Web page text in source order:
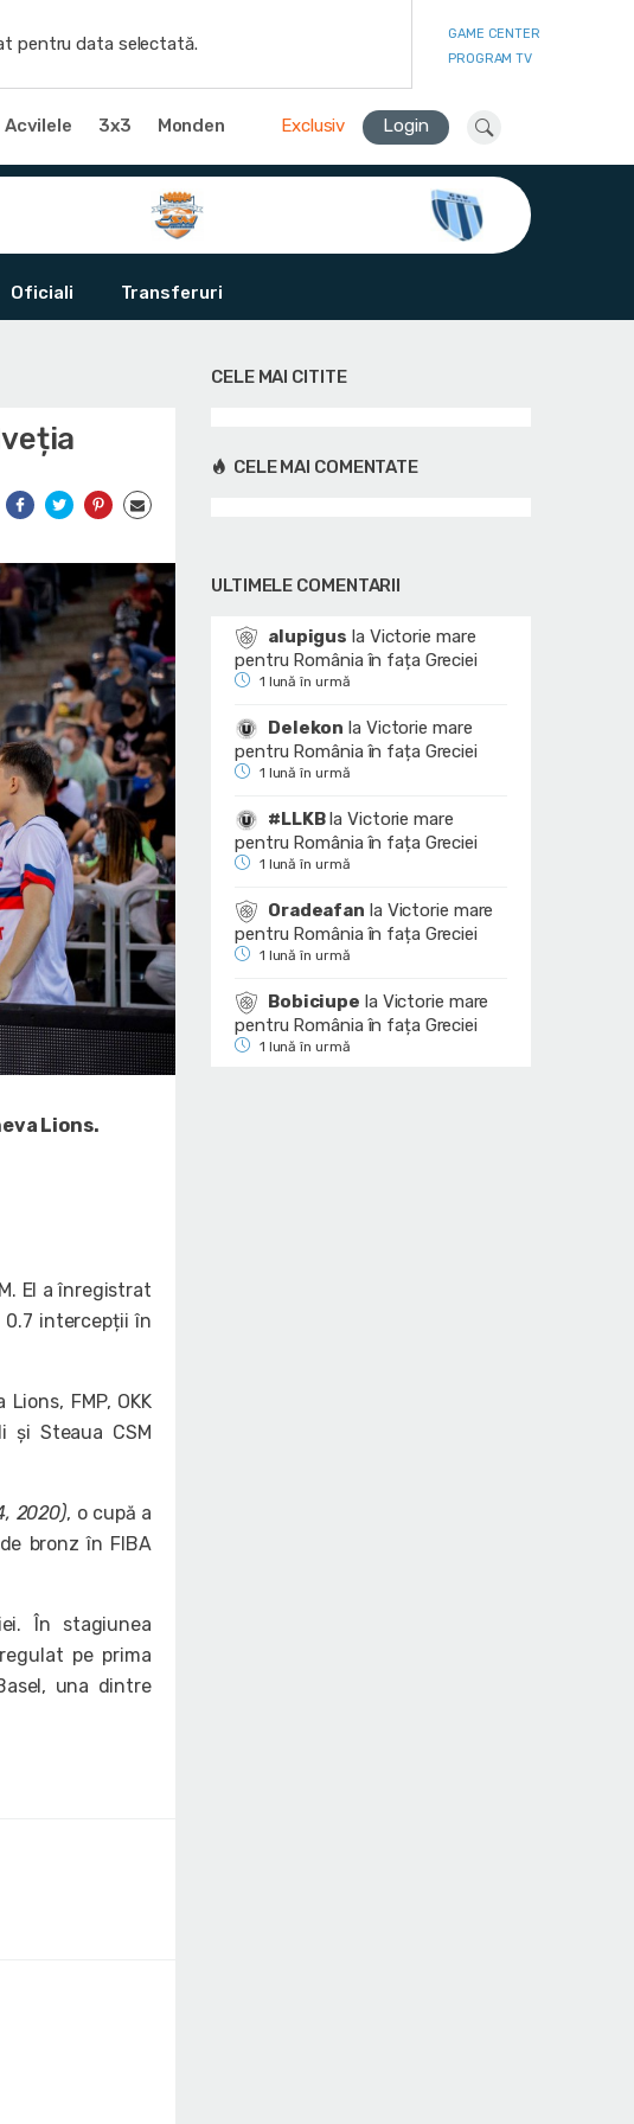
pentru data selectată.
GAME CENTER
PROGRAM TV
Acvilele 3x3 Monden Exclusiv Login
Oficiali Transferuri
Lions.
El a înregistrat
0.7 intercepții în
FMP, OKK
și Steaua CSM
2020), o cupă a
bronz în FIBA
În stagiunea
pe prima
una dintre
CELE MAI CITITE
CELE MAI COMENTATE
ULTIMELE COMENTARII
alupigus la Victorie mare
pentru România în fața Greciei
1 lună în urmă
Delekon la Victorie mare
pentru România în fața Greciei
1 lună în urmă
#LLKBlaVictorie mare
pentru România în fața Greciei
1 lună în urmă
Oradeafan la Victorie mare
pentru România în fața Greciei
1 lună în urmă
Bobiciupe la Victorie mare
pentru România în fața Greciei
1 lună în urmă